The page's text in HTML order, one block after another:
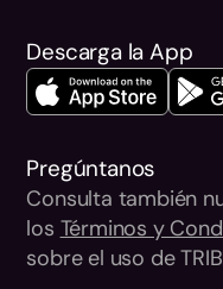
Descarga la App
Pregúntanos
Consulta también
los Términos y
sobre el uso de